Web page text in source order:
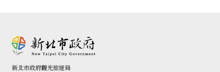
新北市政府觀光旅遊局